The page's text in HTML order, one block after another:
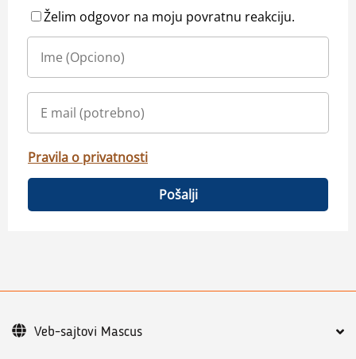
Želim odgovor na moju povratnu reakciju.
Pravila o privatnosti
Pošalji
Veb-sajtovi Mascus